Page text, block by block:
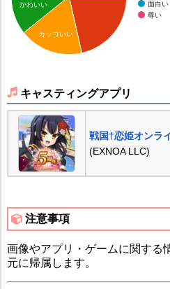
面白い
尊い
かわいい
カッコいい
キャスティングアプリ
戦国†恋姫オンラ
(EXNOA LLC)
注意事項
画像やアプリ・ゲームに関する
元に帰属します。